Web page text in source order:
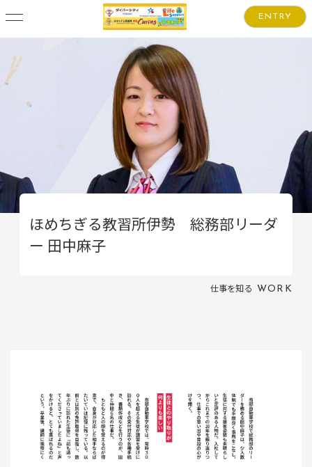
ENTRY
ほめちぎる教習所伊勢 総務部リーダ
ー 田中麻子
仕事を知る WORK